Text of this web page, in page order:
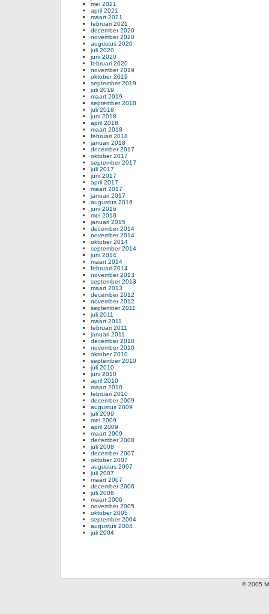
mei 2021
april 2021
maart 2021
februari 2021
december 2020
november 2020
augustus 2020
juli 2020
juni 2020
februari 2020
november 2019
oktober 2019
september 2019
juli 2019
maart 2019
september 2018
juli 2018
juni 2018
april 2018
maart 2018
februari 2018
januari 2018
december 2017
oktober 2017
september 2017
juli 2017
juni 2017
april 2017
maart 2017
januari 2017
augustus 2016
juni 2016
mei 2016
januari 2015
december 2014
november 2014
oktober 2014
september 2014
juni 2014
maart 2014
februari 2014
november 2013
september 2013
maart 2013
december 2012
november 2012
september 2011
juli 2011
maart 2011
februari 2011
januari 2011
december 2010
november 2010
oktober 2010
september 2010
juli 2010
juni 2010
april 2010
maart 2010
februari 2010
december 2009
augustus 2009
juli 2009
mei 2009
april 2009
maart 2009
december 2008
juli 2008
december 2007
oktober 2007
augustus 2007
juli 2007
maart 2007
december 2006
juli 2006
maart 2006
november 2005
oktober 2005
september 2004
augustus 2004
juli 2004
© 2005